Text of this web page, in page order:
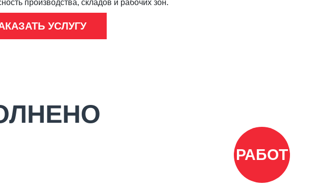
производства, складов и рабочих зон.
УСЛУГУ
РАБОТ